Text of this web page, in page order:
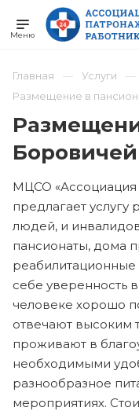
Главная
Услуги
Размещение в
Боровичей
МЦСО «Ассоциация
предлагает
людей, и
пансионаты, дома
себе уверенность
человеке хорошо
отвечают высоким
проживают в
необходимыми
разнообразное
мероприятиях.